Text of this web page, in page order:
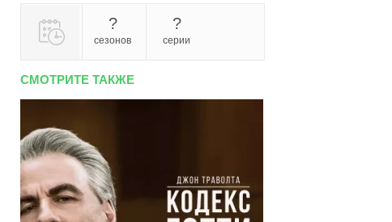
?
сезонов
?
серии
СМОТРИТЕ ТАКЖЕ